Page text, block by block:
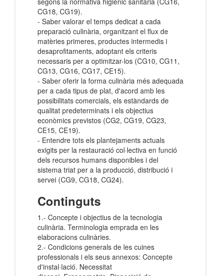
CG18, CG19).
- Saber valorar el temps dedicat a cada
preparació culinària, organitzant el flux de
matèries primeres, productes intermedis i
desaprofitaments, adoptant els criteris
necessaris per a optimitzar-los (CG10, CG11,
CG13, CG16, CG17, CE15).
- Saber oferir la forma culinària més adequada
per a cada tipus de plat, d'acord amb les
possibilitats comercials, els estàndards de
qualitat predeterminats i els objectius
econòmics previstos (CG2, CG19, CG23,
CE15, CE19).
- Entendre tots els plantejaments actuals
exigits per la restauració col·lectiva en funció
dels recursos humans disponibles i del
sistema triat per a la producció, distribució i
servei (CG9, CG18, CG24).
Continguts
1.- Concepte i objectius de la tecnologia
culinària. Terminologia emprada en les
elaboracions culinàries.
2.- Condicions generals de les cuines
professionals i els seus annexos: Concepte
d'instal·lació. Necessitat